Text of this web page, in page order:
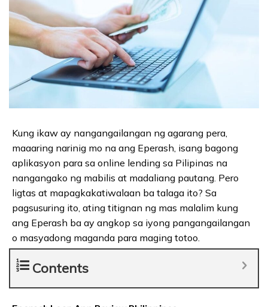
Kung ikaw ay nangangailangan ng agarang pera,
maaaring narinig mo na ang Eperash, isang bagong
aplikasyon para sa online lending sa Pilipinas na
nangangako ng mabilis at madaliang pautang. Pero
ligtas at mapagkakatiwalaan ba talaga ito? Sa
pagsusuring ito, ating titignan ng mas malalim kung
ang Eperash ba ay angkop sa iyong pangangailangan
o masyadong maganda para maging totoo.
Contents